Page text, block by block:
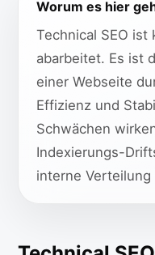
Worum es hier
Technical SEO ist
abarbeitet. Es ist
einer Webseite
Effizienz und
Schwächen
Indexierungs-
interne Verteilung